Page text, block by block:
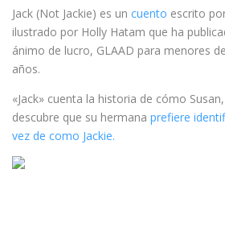
Jack (Not Jackie) es un cuento escrito
ilustrado por Holly Hatam que ha
ánimo de lucro, GLAAD para menores
años.
«Jack» cuenta la historia de cómo
descubre que su hermana prefiere
vez de como Jackie.